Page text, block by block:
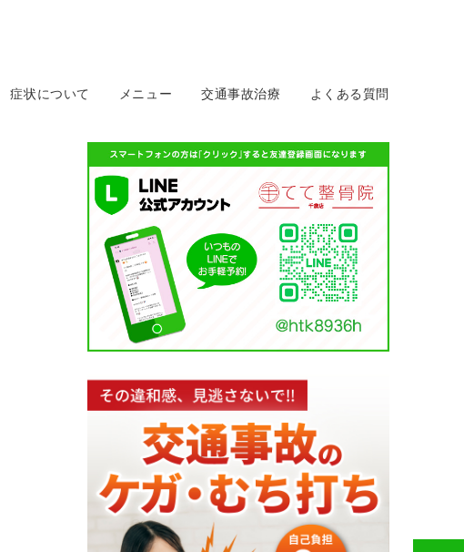
症状について メニュー 交通事故治療 よくある質問